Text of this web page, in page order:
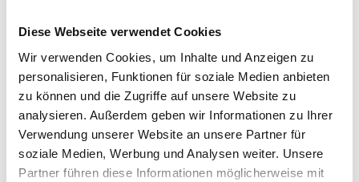
Diese Webseite verwendet Cookies
Wir verwenden Cookies, um Inhalte und Anzeigen zu
personalisieren, Funktionen für soziale Medien anbieten
zu können und die Zugriffe auf unsere Website zu
analysieren. Außerdem geben wir Informationen zu Ihrer
Verwendung unserer Website an unsere Partner für
soziale Medien, Werbung und Analysen weiter. Unsere
Partner führen diese Informationen möglicherweise mit
Overnatninger:
overnatninger
Rejseperiode: 29/30 december 2025 til 01/02 januar 2026
Mulighed for forlængelse af nytårsaften hen over
weekenden.